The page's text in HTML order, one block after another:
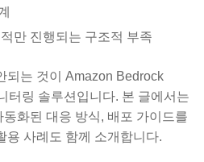
만 진행되는 구조적 부족
되는 것이 Amazon Bedrock
터링 솔루션입니다. 본 글에서는
화된 대응 방식, 배포 가이드를
용 사례도 함께 소개합니다.